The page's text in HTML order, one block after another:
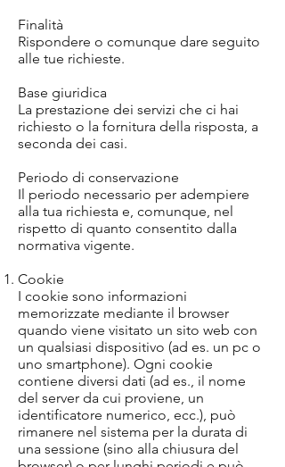
Finalità
Rispondere o comunque dare seguito
alle tue richieste.
Base giuridica
La prestazione dei servizi che ci hai
richiesto o la fornitura della risposta, a
seconda dei casi.
Periodo di conservazione
Il periodo necessario per adempiere
alla tua richiesta e, comunque, nel
rispetto di quanto consentito dalla
normativa vigente.
Cookie
I cookie sono informazioni
memorizzate mediante il browser
quando viene visitato un sito web con
un qualsiasi dispositivo (ad es. un pc o
uno smartphone). Ogni cookie
contiene diversi dati (ad es., il nome
del server da cui proviene, un
identificatore numerico, ecc.), può
rimanere nel sistema per la durata di
una sessione (sino alla chiusura del